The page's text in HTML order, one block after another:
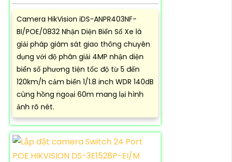
Camera HikVision iDS-ANPR403NF-
BI/POE/0832 Nhận Diện Biển Số Xe là
giải pháp giám sát giao thông chuyên
dụng với độ phân giải 4MP nhận diện
biển số phương tiện tốc độ từ 5 đến
120km/h cảm biến 1/1.8 inch WDR 140dB
cùng hồng ngoại 60m mang lại hình
ảnh rõ nét.